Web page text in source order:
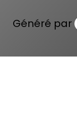
Généré par